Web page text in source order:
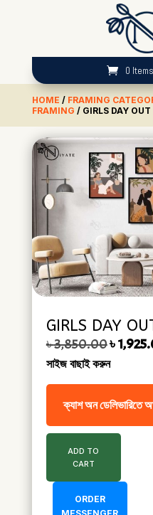
0 Items
HOME / FRAMING
FRAMING / GIRLS DAY OUT
GIRLS DAY
৳3,850.00Original price was: ৳
৳
সাইজ বাছাই করুন
ক্যাশ অন ডেলিভারিতে
ADD TO
CART
ORDER